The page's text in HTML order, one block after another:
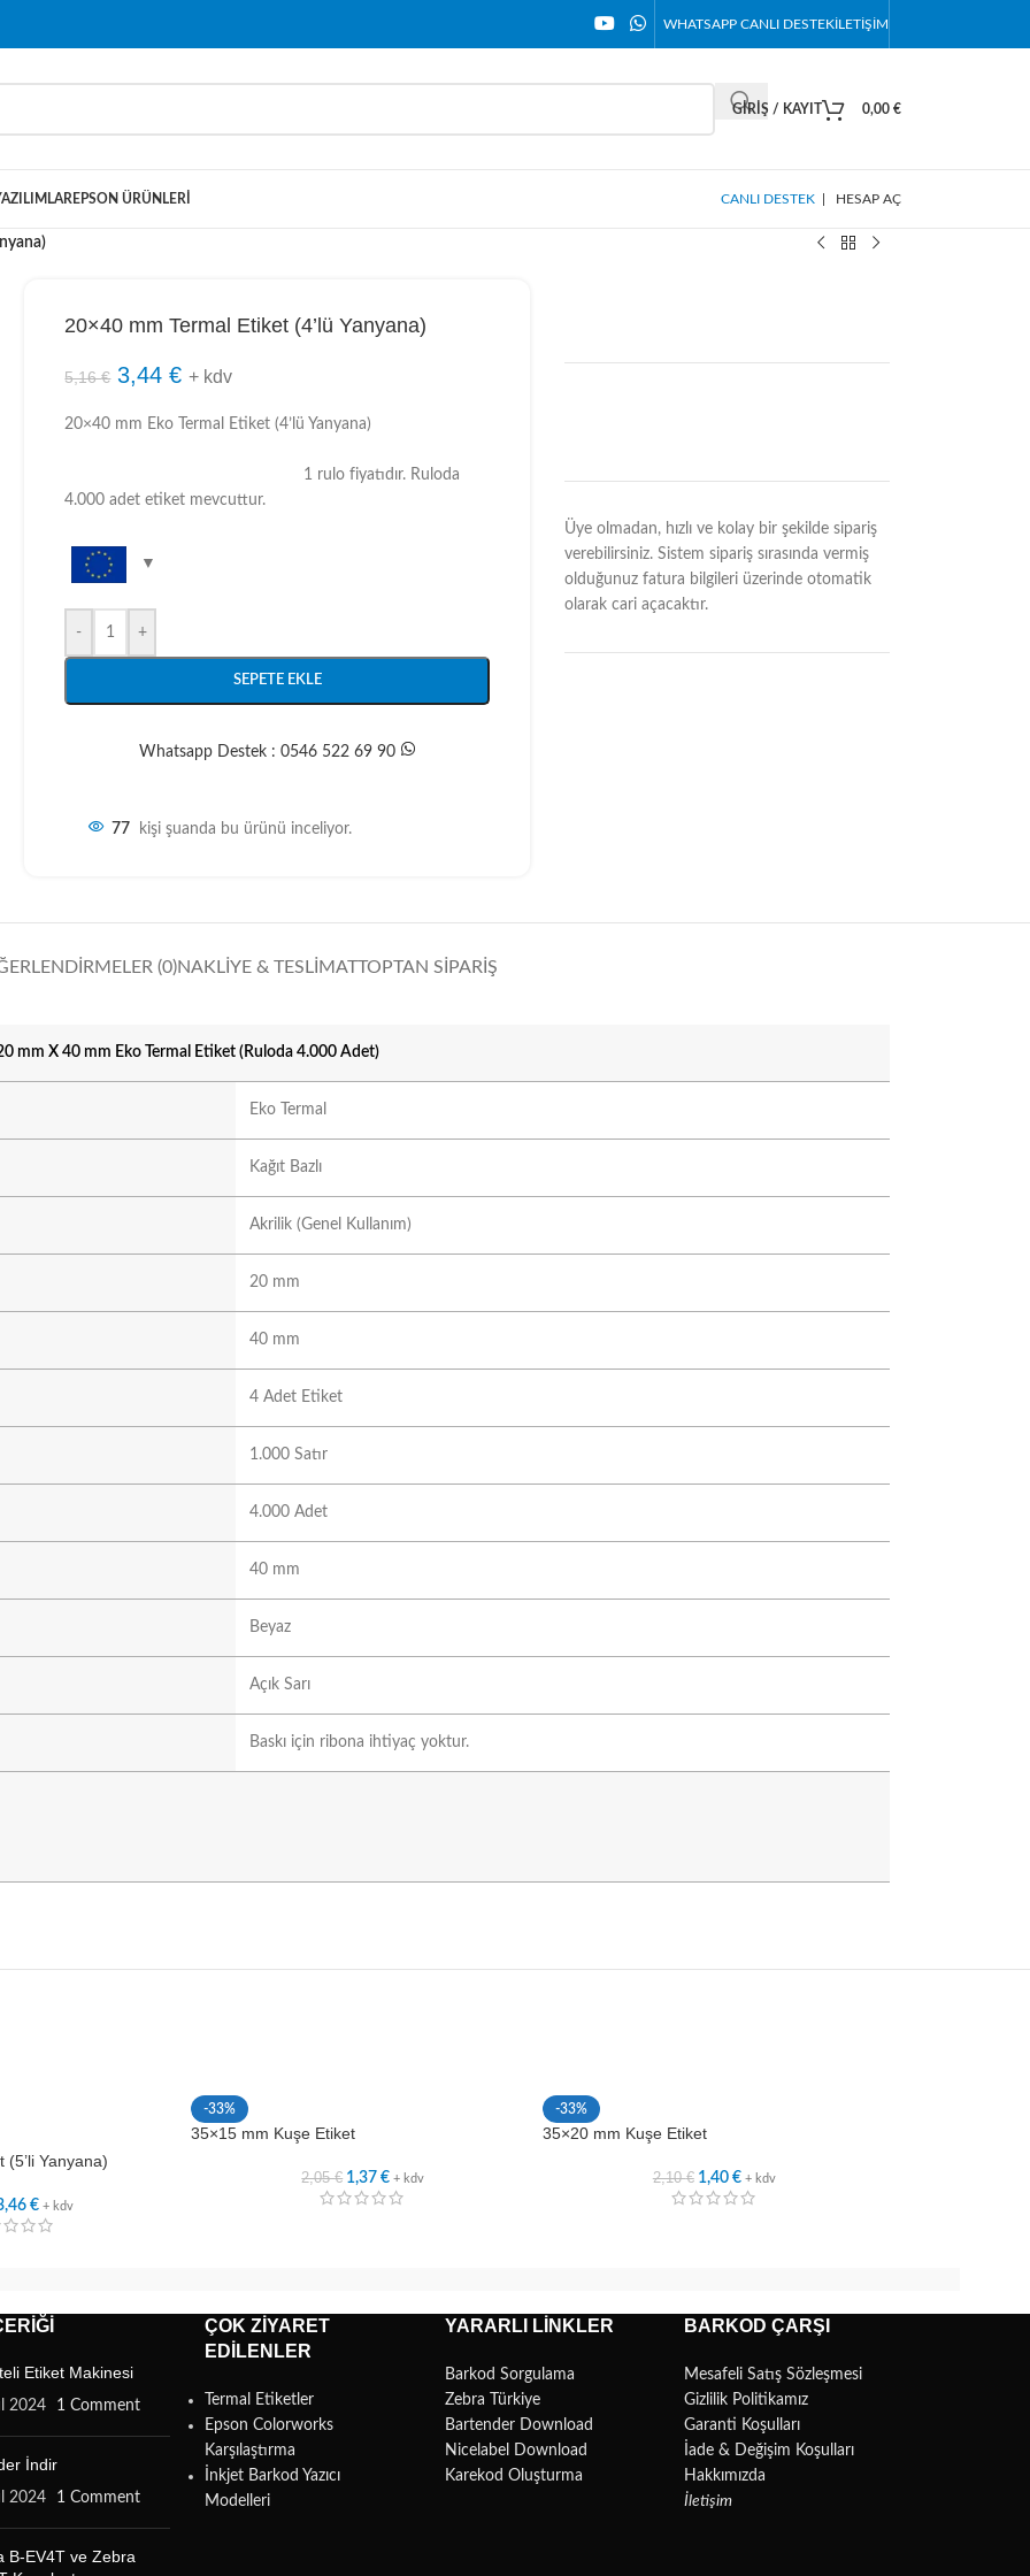
WHATSAPP CANLI DESTEKİLETIŞIM
GIRIŞ / KAYIT 0,00 €
EPSON ÜRÜNLERI CANLI DESTEK HESAP AÇ
20×40 mm Termal Etiket (4’lü Yanyana)
5,16€ 3,44€ + kdv
20×40 mm Eko Termal Etiket (4’lü Yanyana)
1 rulo fiyatıdır. Ruloda
4.000 adet etiket mevcuttur.
- +
SEPETE EKLE
Whatsapp Destek : 0546 522 69 90
77 kişi şuanda bu ürünü inceliyor.
Üye olmadan, hızlı ve kolay bir şekilde sipariş
verebilirsiniz. Sistem sipariş sırasında vermiş
olduğunuz fatura bilgileri üzerinde otomatik
olarak cari açacaktır.
(0)NAKLIYE & TESLIMATTOPTAN SIPARIŞ
mm X 40 mm Eko Termal Etiket (Ruloda 4.000 Adet)
Eko Termal
Kağıt Bazlı
Akrilik (Genel Kullanım)
20 mm
40 mm
4 Adet Etiket
1.000 Satır
4.000 Adet
40 mm
Beyaz
Açık Sarı
Baskı için ribona ihtiyaç yoktur.
Yanyana)
€ + kdv
-33%
35×15 mm Kuşe Etiket
2,05€ 1,37€ + kdv
-33%
35×20 mm Kuşe Etiket
2,10€ 1,40 € + kdv
Etiket Makinesi
2024 1 Comment
İndir
2024 1 Comment
B-EV4T ve Zebra
ÇOK ZIYARET
EDILENLER
Termal Etiketler
Epson Colorworks
Karşılaştırma
İnkjet Barkod Yazıcı
Modelleri
YARARLI LINKLER
Barkod Sorgulama
Zebra Türkiye
Bartender Download
Nicelabel Download
Karekod Oluşturma
BARKOD ÇARŞI
Mesafeli Satış Sözleşmesi
Gizlilik Politikamız
Garanti Koşulları
İade & Değişim Koşulları
Hakkımızda
İletişim